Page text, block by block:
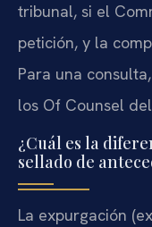
tribunal, si el
petición, y la
Para una
los Of Counsel
¿Cuál es la
sellado de
La expurgación